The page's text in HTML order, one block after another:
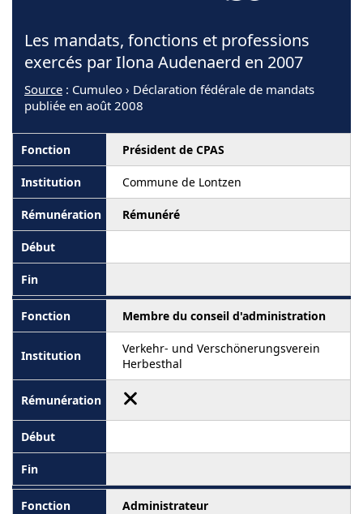
Les mandats, fonctions et professions
exercés par Ilona Audenaerd en 2007
Source : Cumuleo › Déclaration fédérale de mandats
publiée en août 2008
Président de CPAS
Commune de Lontzen
Rémunéré
Membre du conseil d'administration
Verkehr- und Verschönerungsverein
Herbesthal
Administrateur